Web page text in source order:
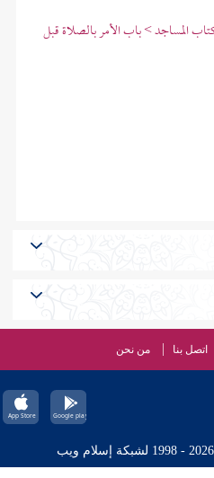
المساجد > باب الأمر بالصلاة قبل
اتصل بنا من نحن